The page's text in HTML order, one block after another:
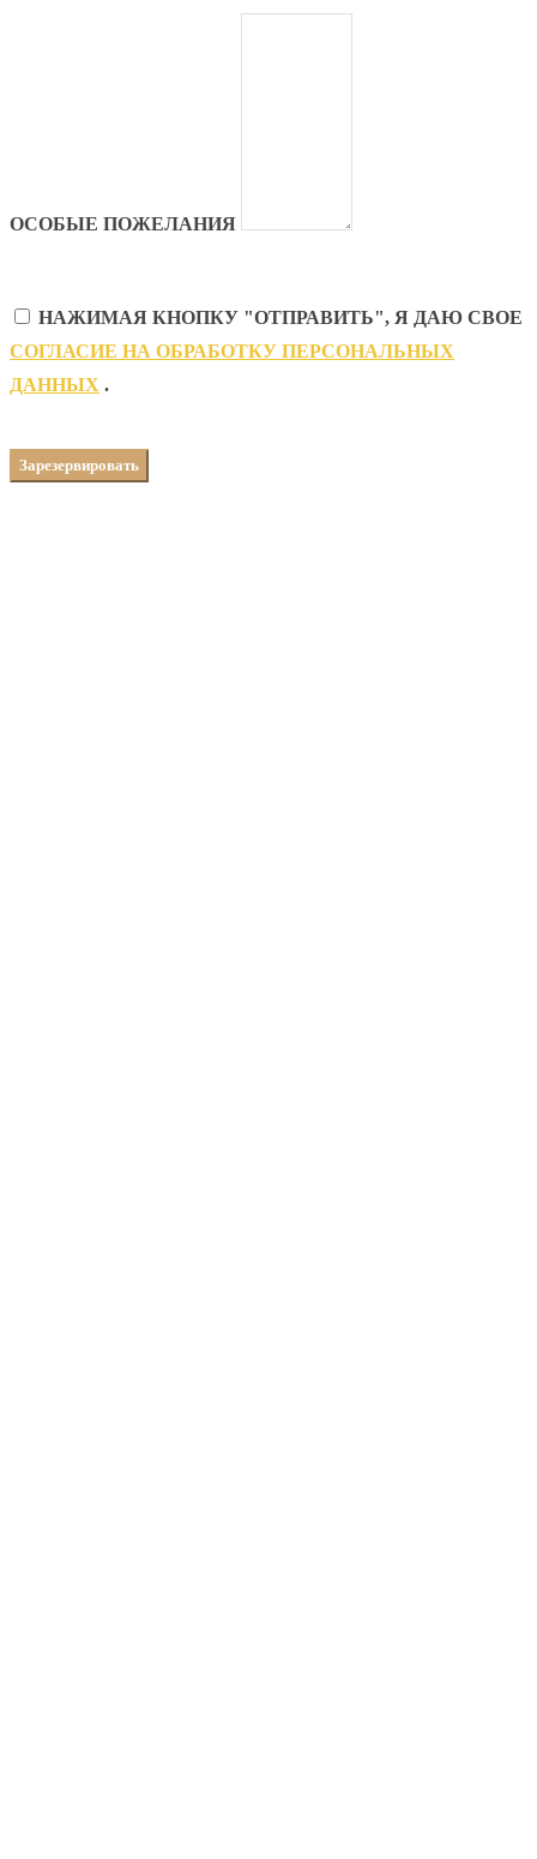
ОСОБЫЕ ПОЖЕЛАНИЯ
НАЖИМАЯ КНОПКУ "ОТПРАВИТЬ", Я ДАЮ СВОЕ
CОГЛАСИЕ НА ОБРАБОТКУ ПЕРСОНАЛЬНЫХ
ДАННЫХ .